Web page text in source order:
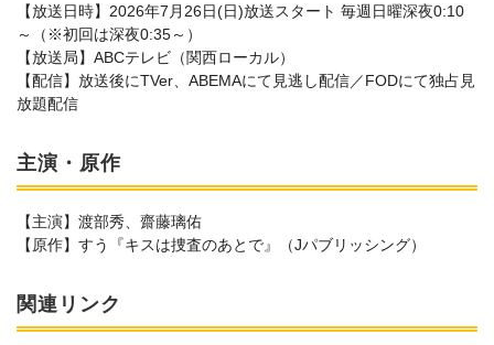
【放送日時】2026年7月26日(日)放送スタート 毎週日曜深夜0:10
～（※初回は深夜0:35～）
【放送局】ABCテレビ（関西ローカル）
【配信】放送後にTVer、ABEMAにて見逃し配信／FODにて独占見
放題配信
主演・原作
【主演】渡部秀、齋藤璃佑
【原作】すう『キスは捜査のあとで』（Jパブリッシング）
関連リンク